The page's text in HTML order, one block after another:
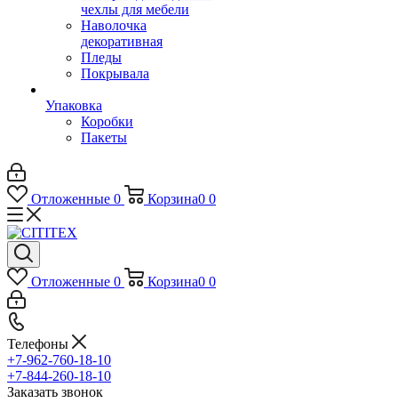
чехлы для мебели
Наволочка
декоративная
Пледы
Покрывала
Упаковка
Коробки
Пакеты
Отложенные 0 Корзина0 0
Отложенные 0 Корзина0 0
Телефоны
+7-962-760-18-10
+7-844-260-18-10
Заказать звонок